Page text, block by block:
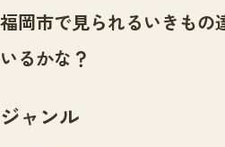
センター紹介TOP
サイトポリシー
ニュース
いきものガイド
イベント
福岡市で見られるいきもの
いるかな？
ジャンル